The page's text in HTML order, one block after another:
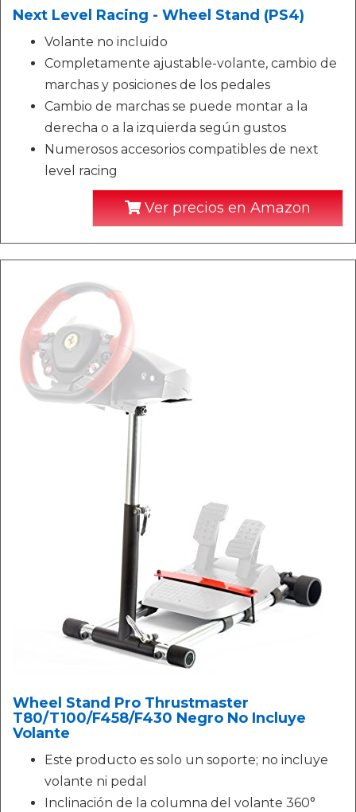
Next Level Racing - Wheel Stand (PS4)
Volante no incluido
Completamente ajustable-volante, cambio de
marchas y posiciones de los pedales
Cambio de marchas se puede montar a la
derecha o a la izquierda según gustos
Numerosos accesorios compatibles de next
level racing
Ver precios en Amazon
Wheel Stand Pro Thrustmaster
T80/T100/F458/F430 Negro No Incluye
Volante
Este producto es solo un soporte; no incluye
volante ni pedal
Inclinación de la columna del volante 360°